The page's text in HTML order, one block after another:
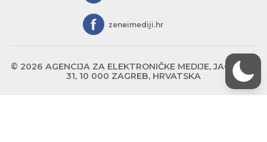
zeneimediji.hr
© 2026 AGENCIJA ZA ELEKTRONIČKE MEDIJE, JAGIĆEVA
31, 10 000 ZAGREB, HRVATSKA